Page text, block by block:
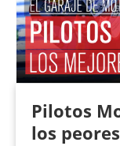
Pilotos
los peores